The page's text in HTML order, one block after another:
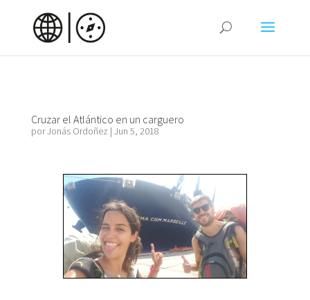
Cruzar el Atlántico en un carguero
porJonás Ordoñez | Jun 5, 2018